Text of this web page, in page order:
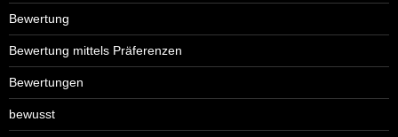
Bewertung
Bewertung mittels Präferenzen
Bewertungen
bewusst